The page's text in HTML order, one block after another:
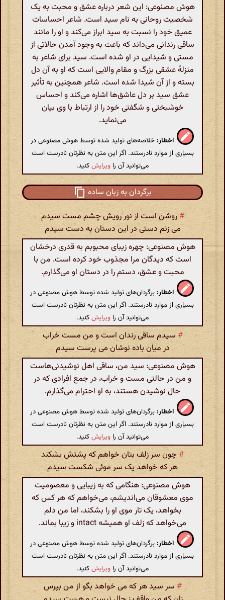
هوش مصنوعی: این شعر درباره عشق و محبت به یک
شخصیت روحانی به نام سید است. شاعر احساسات
عمیق خود را نسبت به سید ابراز می‌کند و او را مانند
ساقی رندانی می‌داند که باعث به وجود آمدن حالاتی از
مستی و شیدایی در او شده است. سید برای شاعر به
منزله‌ٔ عشقی بزرگ و مقام والایی است که او به آن دل
بسته و از آن شیدا شده است. شاعر همچنین به تأثیر
عشق سید بر دل عاشق‌ها اشاره می‌کند و احساس
خوشبختی و شگفتی خود را از ارتباط با وی بیان
می‌نماید.
اخطار: خلاصه‌های تولید شده توسط هوش مصنوعی در
بسیاری از موارد نادرستند. اگر این متن به نظرتان نادرست است
می‌توانید آن را ویرایشکنید.
برگردان به زبان ساده
# روشن است از نور رویش چشم مست سیدم
می زنم دستی در این دستان به دست سیدم
هوش مصنوعی: چهره زیبای محبوبم به قدری درخشان
است که دیدگان مرا مجذوب خود کرده است. من با
محبت و عشق، دستم را در دستان او می‌گذارم.
اخطار: برگردان‌های تولید شده توسط هوش مصنوعی در
بسیاری از موارد نادرستند. اگر این متن به نظرتان نادرست است
می‌توانید آن را ویرایشکنید.
# سیدم ساقی رندان است و من مست خراب
در میان باده نوشان می پرست سیدم
هوش مصنوعی: سید من، ساقی اهل نوشیدنی‌هاست
و من در حالتی مست و خراب، در جمع افرادی که در
حال نوشیدن هستند، به او احترام می‌گذارم.
اخطار: برگردان‌های تولید شده توسط هوش مصنوعی در
بسیاری از موارد نادرستند. اگر این متن به نظرتان نادرست است
می‌توانید آن را ویرایشکنید.
# چون سر زلف بتان خواهم که پشتش بشکند
هر که خواهد یک سر موئی شکست سیدم
هوش مصنوعی: هنگامی که به زیبایی و معصومیت
موی معشوقان می‌اندیشم، می‌خواهم که هر کس که
بخواهد، یک تار موی او را بشکند، اما من دلم
می‌خواهد که زلف او همیشه intact و زیبا بماند.
اخطار: برگردان‌های تولید شده توسط هوش مصنوعی در
بسیاری از موارد نادرستند. اگر این متن به نظرتان نادرست است
می‌توانید آن را ویرایشکنید.
# سر سید هر که می خواهد بگو از من بپرس